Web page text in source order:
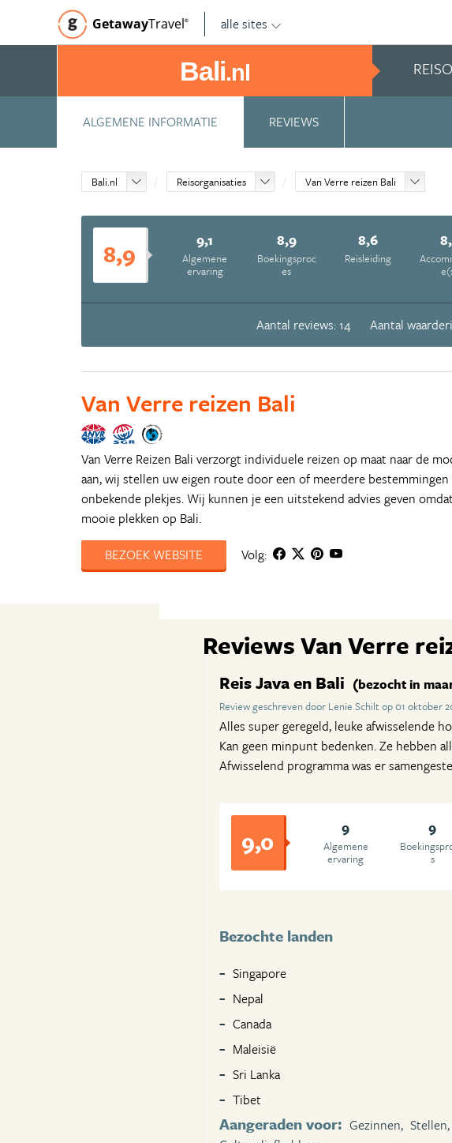
GetawayTravel© alle sites
Bali.nl
ALGEMENE INFORMATIE REVIEWS
Bali.nl Reisorganisaties Van Verre reizen Bali
8,9 9,1
Algemene
ervaring
8,9
Boekingsproc
es
8,6
Reisleiding
Aantal reviews: 14 Aantal
Van Verre reizen Bali
Van Verre Reizen Bali verzorgt individuele reizen op maat naar de
aan, wij stellen uw eigen route door een of meerdere
onbekende plekjes. Wij kunnen je een uitstekend advies geven
mooie plekken op Bali.
BEZOEK WEBSITE
Volg:
Reviews Van Verre
Reis Java en Bali (bezocht in
Review geschreven door Lenie Schilt op 01 oktober
Alles super geregeld, leuke afwisselende
Kan geen minpunt bedenken. Ze hebben
Afwisselend programma was er
9,0 9
Algemene
ervaring
9
s
Bezochte landen
Singapore
Nepal
Canada
Maleisië
Sri Lanka
Tibet
Aangeraden voor: Gezinnen, Stellen,